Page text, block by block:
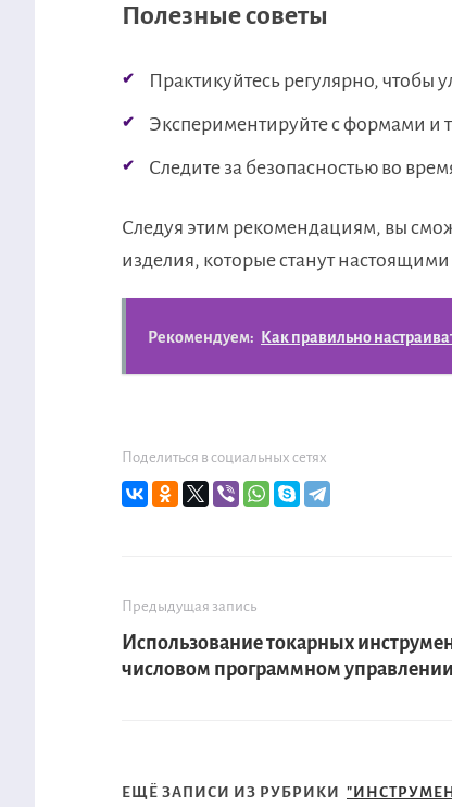
Полезные советы
Практикуйтесь регулярно, чтобы
Экспериментируйте с формами и
Следите за безопасностью во
Следуя этим рекомендациям, вы
изделия, которые станут
Рекомендуем: Как правильно
Поделиться в социальных сетях
Предыдущая запись
Использование токарных
числовом программном управлении
ЕЩЁ ЗАПИСИ ИЗ РУБРИКИ